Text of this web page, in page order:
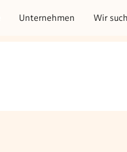
Unternehmen Wir